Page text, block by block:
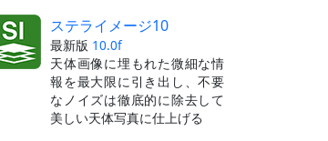
ステライメージ10
最新版 10.0f
天体画像に埋もれた微細な情
報を最大限に引き出し、不要
なノイズは徹底的に除去して
美しい天体写真に仕上げる